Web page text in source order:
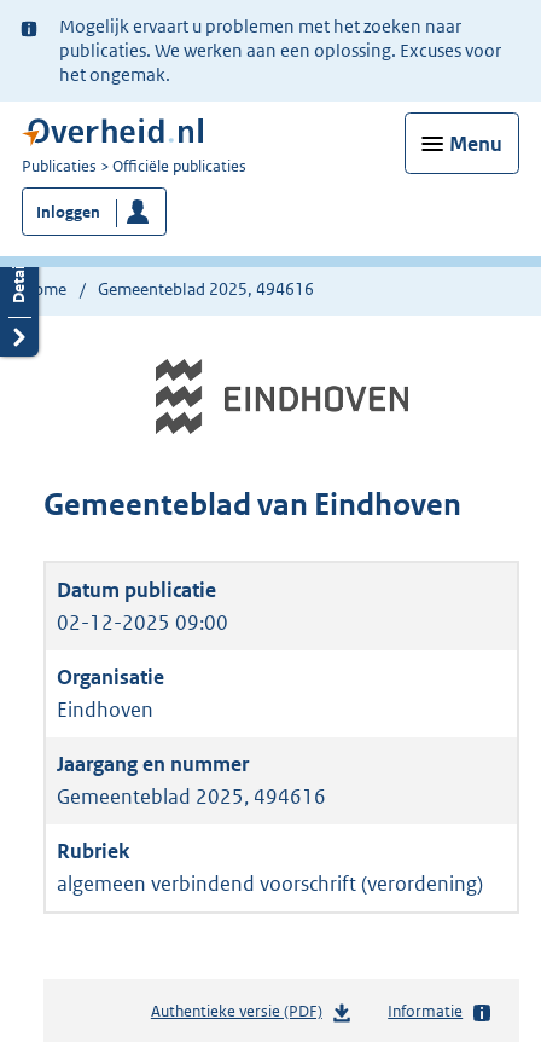
Ter
informatie:
Mogelijk ervaart u problemen met het zoeken naar
publicaties. We werken aan een oplossing. Excuses voor
het ongemak.
Menu
U
bent
nu
hier:
Publicaties Officiële publicaties
Inloggen
Home Gemeenteblad 2025, 494616
Gemeenteblad van Eindhoven
02-12-2025 09:00
Eindhoven
Gemeenteblad 2025, 494616
algemeen verbindend voorschrift (verordening)
Authentieke versie (PDF)b
Informatie